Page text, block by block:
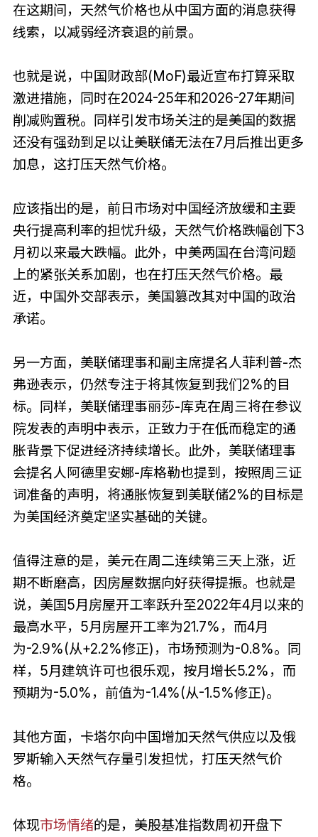
在这期间，天然气价格也从中国方面的消息获得
线索，以减弱经济衰退的前景。
也就是说，中国财政部(MoF)最近宣布打算采取
激进措施，同时在2024-25年和2026-27年期间
削减购置税。同样引发市场关注的是美国的数据
还没有强劲到足以让美联储无法在7月后推出更多
加息，这打压天然气价格。
应该指出的是，前日市场对中国经济放缓和主要
央行提高利率的担忧升级，天然气价格跌幅创下3
月初以来最大跌幅。此外，中美两国在台湾问题
上的紧张关系加剧，也在打压天然气价格。最
近，中国外交部表示，美国篡改其对中国的政治
承诺。
另一方面，美联储理事和副主席提名人菲利普-杰
弗逊表示，仍然专注于将其恢复到我们2%的目
标。同样，美联储理事丽莎-库克在周三将在参议
院发表的声明中表示，正致力于在低而稳定的通
胀背景下促进经济持续增长。此外，美联储理事
会提名人阿德里安娜-库格勒也提到，按照周三证
词准备的声明，将通胀恢复到美联储2%的目标是
为美国经济奠定坚实基础的关键。
值得注意的是，美元在周二连续第三天上涨，近
期不断磨高，因房屋数据向好获得提振。也就是
说，美国5月房屋开工率跃升至2022年4月以来的
最高水平，5月房屋开工率为21.7%，而4月
为-2.9%(从+2.2%修正)，市场预测为-0.8%。同
样，5月建筑许可也很乐观，按月增长5.2%，而
预期为-5.0%，前值为-1.4%(从-1.5%修正)。
其他方面，卡塔尔向中国增加天然气供应以及俄
罗斯输入天然气存量引发担忧，打压天然气价
格。
体现市场情绪的是，美股基准指数周初开盘下